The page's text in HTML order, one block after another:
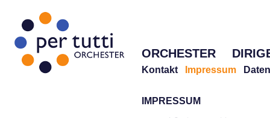
ORCHESTER
Kontakt Impressum
IMPRESSUM